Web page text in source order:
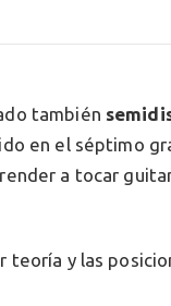
también
en el séptimo
a tocar
teoría y las